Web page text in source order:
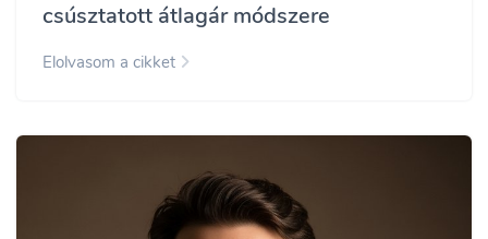
csúsztatott átlagár módszere
Elolvasom a cikket